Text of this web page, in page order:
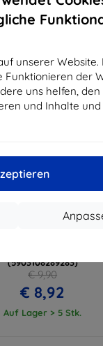
unserer Website.
der
uns helfen, den
und Inhalte und
Auf Lager > 5 Stk.
Gutschein
(5903108289283)
€ 9,90
€ 8,92
Auf Lager > 5 Stk.